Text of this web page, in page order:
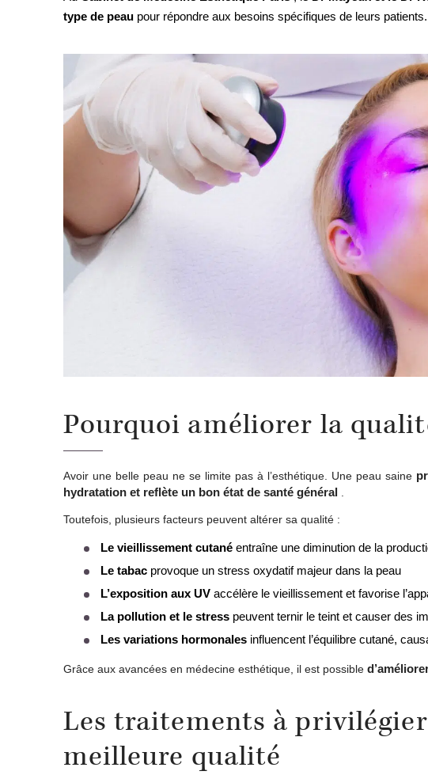
type de peaupour répondre aux besoins spécifiques de leurs patients.
Pourquoi améliorer la
Avoir une belle peau ne se limite pas à l’esthétique. Une peau saine
hydratation et reflète un bon état de santé général
Toutefois, plusieurs facteurs peuvent altérer sa qualité :
Le vieillissement cutanéentraîne une diminution de la
Le tabacprovoque un stress oxydatif majeur dans la peau
L’exposition aux UVaccélère le vieillissement et favorise
La pollution et le stresspeuvent ternir le teint et causer des
Les variations hormonalesinfluencent l’équilibre cutané,
Grâce aux avancées en médecine esthétique, il est possible
Les traitements à
meilleure qualité